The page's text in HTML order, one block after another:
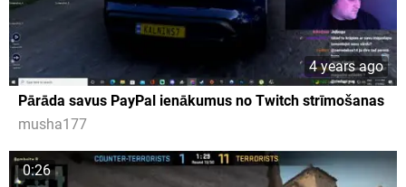
4 years ago
Pārāda savus PayPal ienākumus no Twitch strīmošanas
musha177
0:26